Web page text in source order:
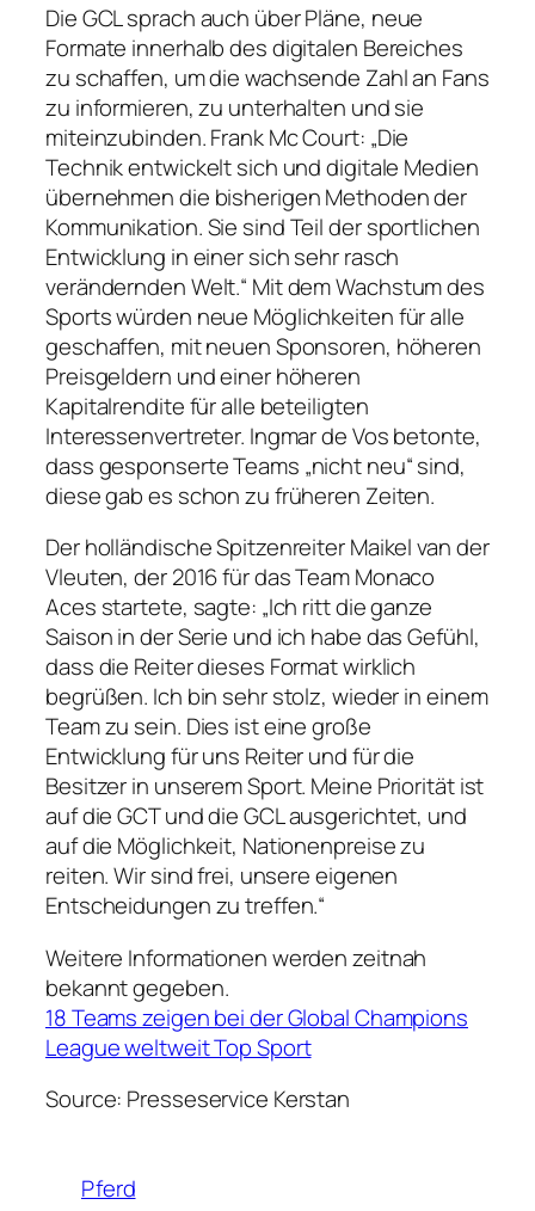
Die GCL sprach auch über Pläne, neue
Formate innerhalb des digitalen Bereiches
zu schaffen, um die wachsende Zahl an Fans
zu informieren, zu unterhalten und sie
miteinzubinden. Frank Mc Court: „Die
Technik entwickelt sich und digitale Medien
übernehmen die bisherigen Methoden der
Kommunikation. Sie sind Teil der sportlichen
Entwicklung in einer sich sehr rasch
verändernden Welt.“ Mit dem Wachstum des
Sports würden neue Möglichkeiten für alle
geschaffen, mit neuen Sponsoren, höheren
Preisgeldern und einer höheren
Kapitalrendite für alle beteiligten
Interessenvertreter. Ingmar de Vos betonte,
dass gesponserte Teams „nicht neu“ sind,
diese gab es schon zu früheren Zeiten.
Der holländische Spitzenreiter Maikel van der
Vleuten, der 2016 für das Team Monaco
Aces startete, sagte: „Ich ritt die ganze
Saison in der Serie und ich habe das Gefühl,
dass die Reiter dieses Format wirklich
begrüßen. Ich bin sehr stolz, wieder in einem
Team zu sein. Dies ist eine große
Entwicklung für uns Reiter und für die
Besitzer in unserem Sport. Meine Priorität ist
auf die GCT und die GCL ausgerichtet, und
auf die Möglichkeit, Nationenpreise zu
reiten. Wir sind frei, unsere eigenen
Entscheidungen zu treffen.“
Weitere Informationen werden zeitnah
bekannt gegeben.
18 Teams zeigen bei der Global Champions
League weltweit Top Sport
Source: Presseservice Kerstan
Pferd